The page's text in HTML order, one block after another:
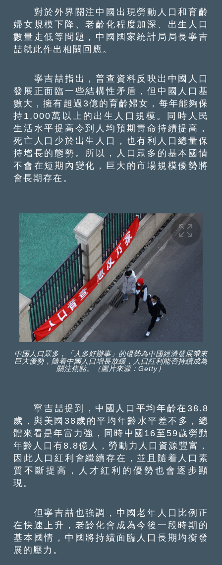
對於外界關注中國出現勞動人口和育齡
婦女規模下降、老齡化程度加深、出生人口
數量走低等問題，中國國家統計局局長寧吉
喆就此作出相關回應。
寧吉喆指出，普查資料反映出中國人口
發展正面臨一些結構性矛盾，但中國人口基
數大，擁有超過3億的育齡婦女，每年能夠保
持1,000萬以上的出生人口規模。同時人民
生活水平提高令到人均預期壽命持續提高，
死亡人口少於出生人口，也有利人口總量保
持增長的態勢。所以，人口眾多的基本國情
不會在短期內變化，巨大的市場規模優勢將
會長期存在。
中國人口眾多，「人多好辦事」的優勢為中國經濟發展帶來
巨大優勢，隨着中國人口增長放緩，人口紅利能否持續成為
關注焦點。（圖片來源：Getty）
寧吉喆提到，中國人口平均年齡在38.8
歲，與美國38歲的平均年齡水平差不多，總
體來看是年富力強，同時中國16至59歲勞動
年齡人口有8.8億人，勞動力人口資源豐富，
因此人口紅利會繼續存在，並且隨着人口素
質不斷提高，人才紅利的優勢也會逐步顯
現。
但寧吉喆也強調，中國老年人口比例正
在快速上升，老齡化會成為今後一段時期的
基本國情，中國將持續面臨人口長期均衡發
展的壓力。